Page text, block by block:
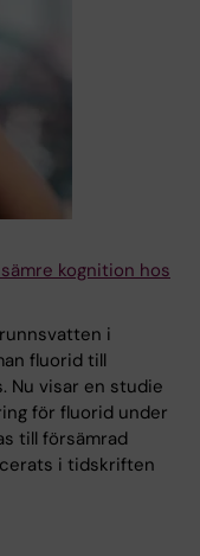
kognition hos
i
fluorid till
Nu visar en studie
för fluorid under
till försämrad
i tidskriften